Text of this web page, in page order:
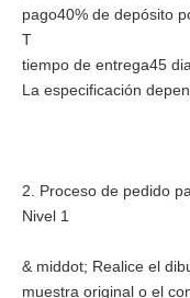
pago40% de depósito
T
tiempo de entrega45
La especificación
2. Proceso de pedido
Nivel 1
& middot; Realice el
muestra original o el